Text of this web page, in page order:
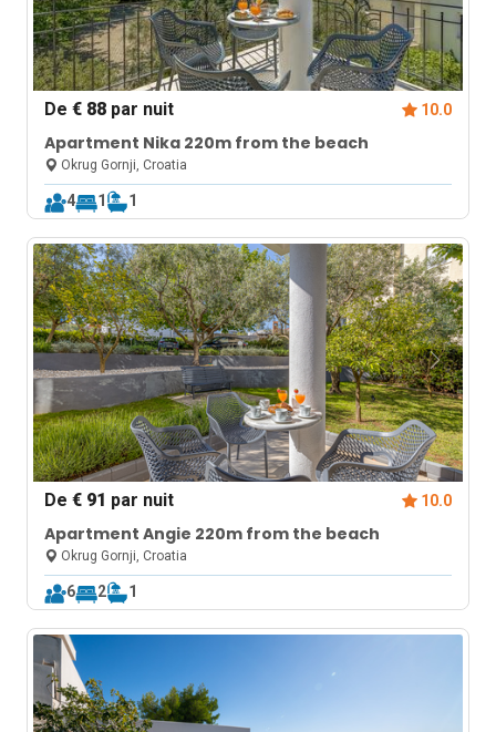
De€ 88 par nuit 10.0
Apartment Nika 220m from the beach
Okrug Gornji, Croatia
4 1 1
De€ 91 par nuit 10.0
Apartment Angie 220m from the beach
Okrug Gornji, Croatia
6 2 1